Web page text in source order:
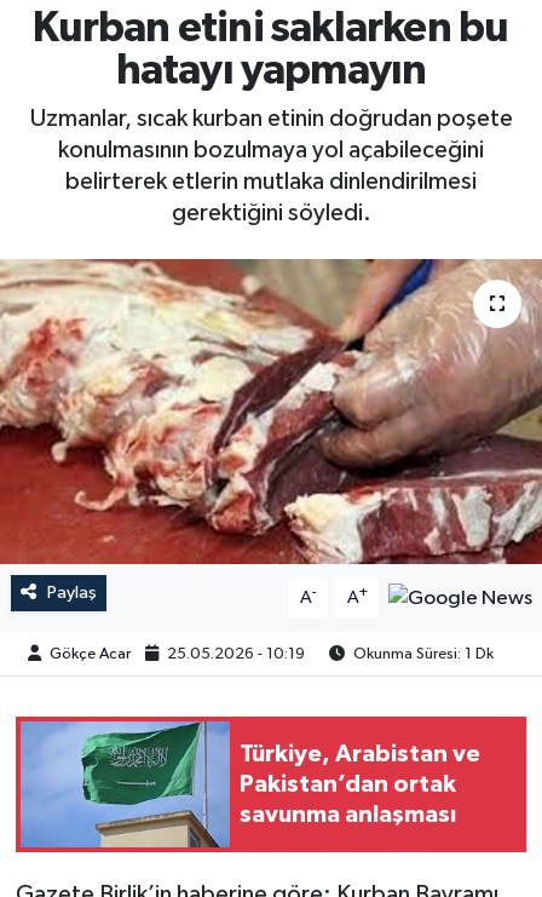
Kurban etini saklarken bu
hatayı yapmayın
Uzmanlar, sıcak kurban etinin doğrudan poşete
konulmasının bozulmaya yol açabileceğini
belirterek etlerin mutlaka dinlendirilmesi
gerektiğini söyledi.
Paylaş A- A+
Gökçe Acar 25.05.2026 - 10:19 Okunma Süresi: 1 Dk
Türkiye, Arabistan ve
Pakistan’dan ortak
savunma anlaşması